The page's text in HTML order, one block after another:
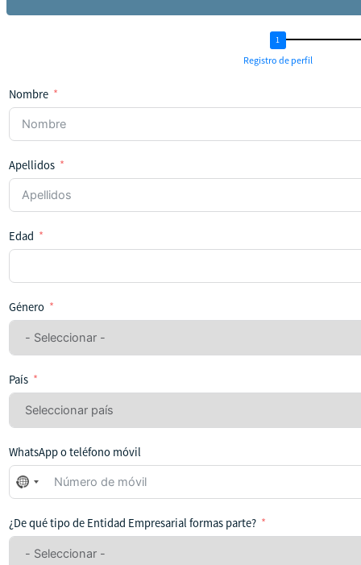
Registro de perfil
Nombre
Apellidos
Edad
Género
País
WhatsApp o teléfono móvil
No
se
seleccionado
ningún
¿De qué tipo de Entidad Empresarial formas parte?